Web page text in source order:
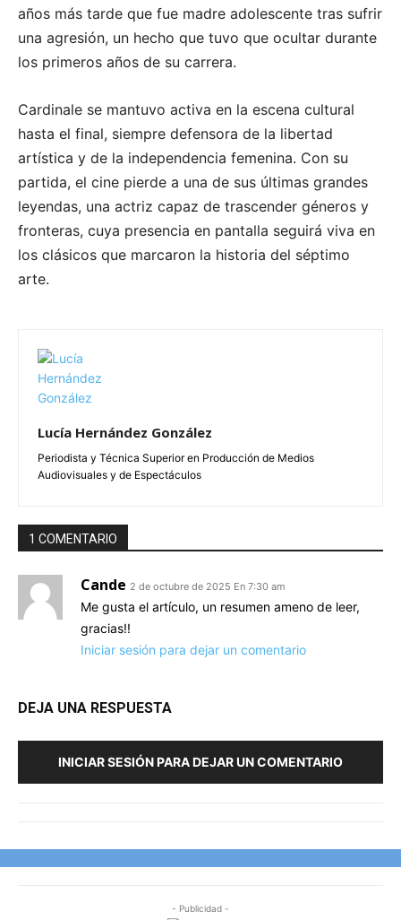
años más tarde que fue madre adolescente tras sufrir
una agresión, un hecho que tuvo que ocultar durante
los primeros años de su carrera.
Cardinale se mantuvo activa en la escena cultural
hasta el final, siempre defensora de la libertad
artística y de la independencia femenina. Con su
partida, el cine pierde a una de sus últimas grandes
leyendas, una actriz capaz de trascender géneros y
fronteras, cuya presencia en pantalla seguirá viva en
los clásicos que marcaron la historia del séptimo
arte.
Lucía Hernández González
Periodista y Técnica Superior en Producción de Medios
Audiovisuales y de Espectáculos
1 COMENTARIO
Cande 2 de octubre de 2025 En 7:30 am
Me gusta el artículo, un resumen ameno de leer,
gracias!!
Iniciar sesión para dejar un comentario
DEJA UNA RESPUESTA
INICIAR SESIÓN PARA DEJAR UN COMENTARIO
- Publicidad -